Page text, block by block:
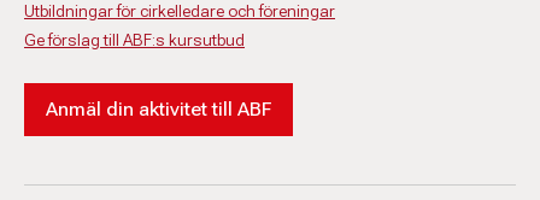
Utbildningar för cirkelledare och föreningar
Ge förslag till ABF:s kursutbud
Anmäl din aktivitet till ABF